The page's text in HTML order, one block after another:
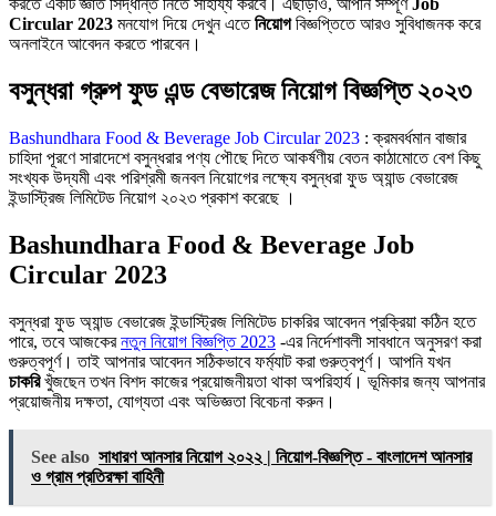
করতে একটি জ্ঞাত সিদ্ধান্ত নিতে সাহায্য করবে। এছাড়াও, আপনি সম্পূর্ণJob
Circular 2023 মনযোগ দিয়ে দেখুন এতেনিয়োগবিজ্ঞপ্তিতে আরও সুবিধাজনক করে
অনলাইনে আবেদন করতে পারবেন।
বসুন্ধরা গ্রুপ ফুড এন্ড বেভারেজ নিয়োগ বিজ্ঞপ্তি ২০২৩
Bashundhara Food & Beverage Job Circular 2023 : ক্রমবর্ধমান বাজার
চাহিদা পূরণে সারাদেশে বসুন্ধরার পণ্য পৌছে দিতে আকর্ষণীয় বেতন কাঠামোতে বেশ কিছু
সংখ্যক উদ্যমী এবং পরিশ্রমী জনবল নিয়োগের লক্ষ্যে বসুন্ধরা ফুড অ্যান্ড বেভারেজ
ইন্ডাস্ট্রিজ লিমিটেড নিয়োগ ২০২৩ প্রকাশ করেছে ।
Bashundhara Food & Beverage Job
Circular 2023
বসুন্ধরা ফুড অ্যান্ড বেভারেজ ইন্ডাস্ট্রিজ লিমিটেড চাকরির আবেদন প্রক্রিয়া কঠিন হতে
পারে, তবে আজকেরনতুন নিয়োগ বিজ্ঞপ্তি 2023 -এর নির্দেশাবলী সাবধানে অনুসরণ করা
গুরুত্বপূর্ণ। তাই আপনার আবেদন সঠিকভাবে ফর্ম্যাট করা গুরুত্বপূর্ণ। আপনি যখন
চাকরিখুঁজছেন তখন বিশদ কাজের প্রয়োজনীয়তা থাকা অপরিহার্য। ভূমিকার জন্য আপনার
প্রয়োজনীয় দক্ষতা, যোগ্যতা এবং অভিজ্ঞতা বিবেচনা করুন।
See also সাধারণ আনসার নিয়োগ ২০২২ | নিয়োগ-বিজ্ঞপ্তি - বাংলাদেশ আনসার
ও গ্রাম প্রতিরক্ষা বাহিনী